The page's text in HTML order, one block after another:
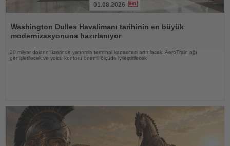
Oku
01.08.2026
Washington Dulles Havalimanı tarihinin en büyük
modernizasyonuna hazırlanıyor
20 milyar doların üzerinde yatırımla terminal kapasitesi artırılacak, AeroTrain ağı
genişletilecek ve yolcu konforu önemli ölçüde iyileştirilecek